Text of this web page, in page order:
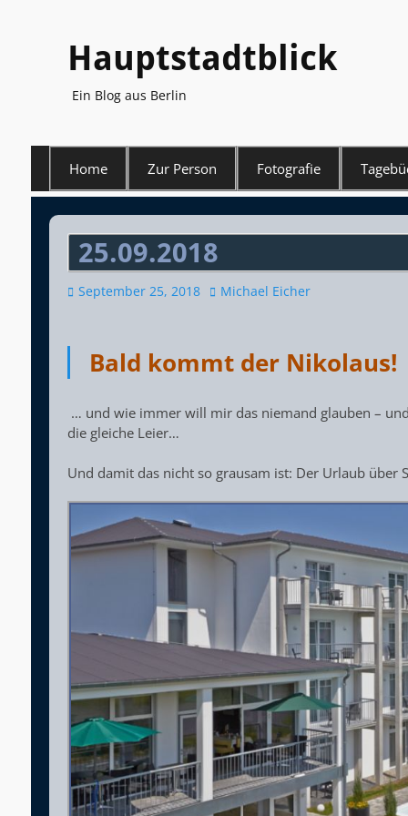
Hauptstadtblick
Ein Blog aus Berlin
Primäres
Menü
Home Zur Person Fotografie
25.09.2018
Veröffentlicht
September 25, 2018 Autor
Michael Eicher
Bald kommt der Nikolaus!
… und wie immer will mir das niemand glauben –
die gleiche Leier…
Und damit das nicht so grausam ist: Der Urlaub über